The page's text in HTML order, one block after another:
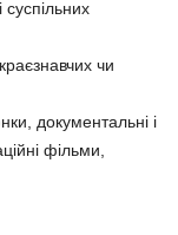
суспільних
чи
документальні і
фільми,